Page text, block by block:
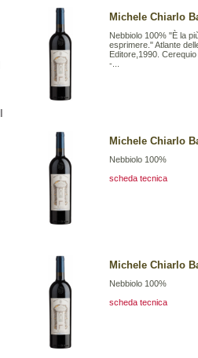
Michele Chiarlo
Nebbiolo 100% "È la
esprimere." Atlante
Editore,1990.
-...
Michele Chiarlo
Nebbiolo 100%
scheda tecnica
Michele Chiarlo
Nebbiolo 100%
scheda tecnica